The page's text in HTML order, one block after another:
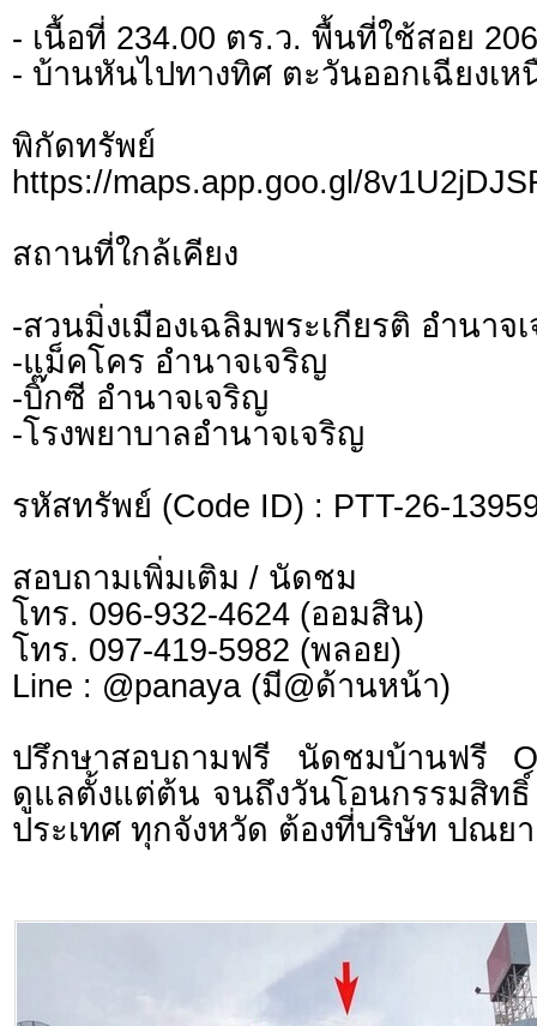
- เนื้อที่ 234.00 ตร.ว. พื้นที่ใช้สอย
- บ้านหันไปทางทิศ ตะวันออกเฉียงเห
พิกัดทรั
https://maps.app.goo.gl/
สถานที่ใกล้เคียง
-สวนมิ่งเมืองเฉลิมพระเกียรติ อำนาจ
-แม็คโคร อำนาจเจริญ
-บิ๊กซี อำนาจเจริญ
-โรงพยาบาลอำนาจเจริญ
รหัสทรัพย์ (Code ID) : PTT-26-
สอบถามเพิ่มเติม / นัดชม
โทร. 096-932-4624 (ออมสิน)
โทร. 097-419-5982 (พลอย)
Line : @panaya (มี@ด้านหน้า)
ปรึกษาสอบถามฟรี นัดชมบ้านฟรี
ดูแลตั้งแต่ต้น จนถึงวันโอนกรรมสิท
ประเทศ ทุกจังหวัด ต้องที่บริษัท ปณย